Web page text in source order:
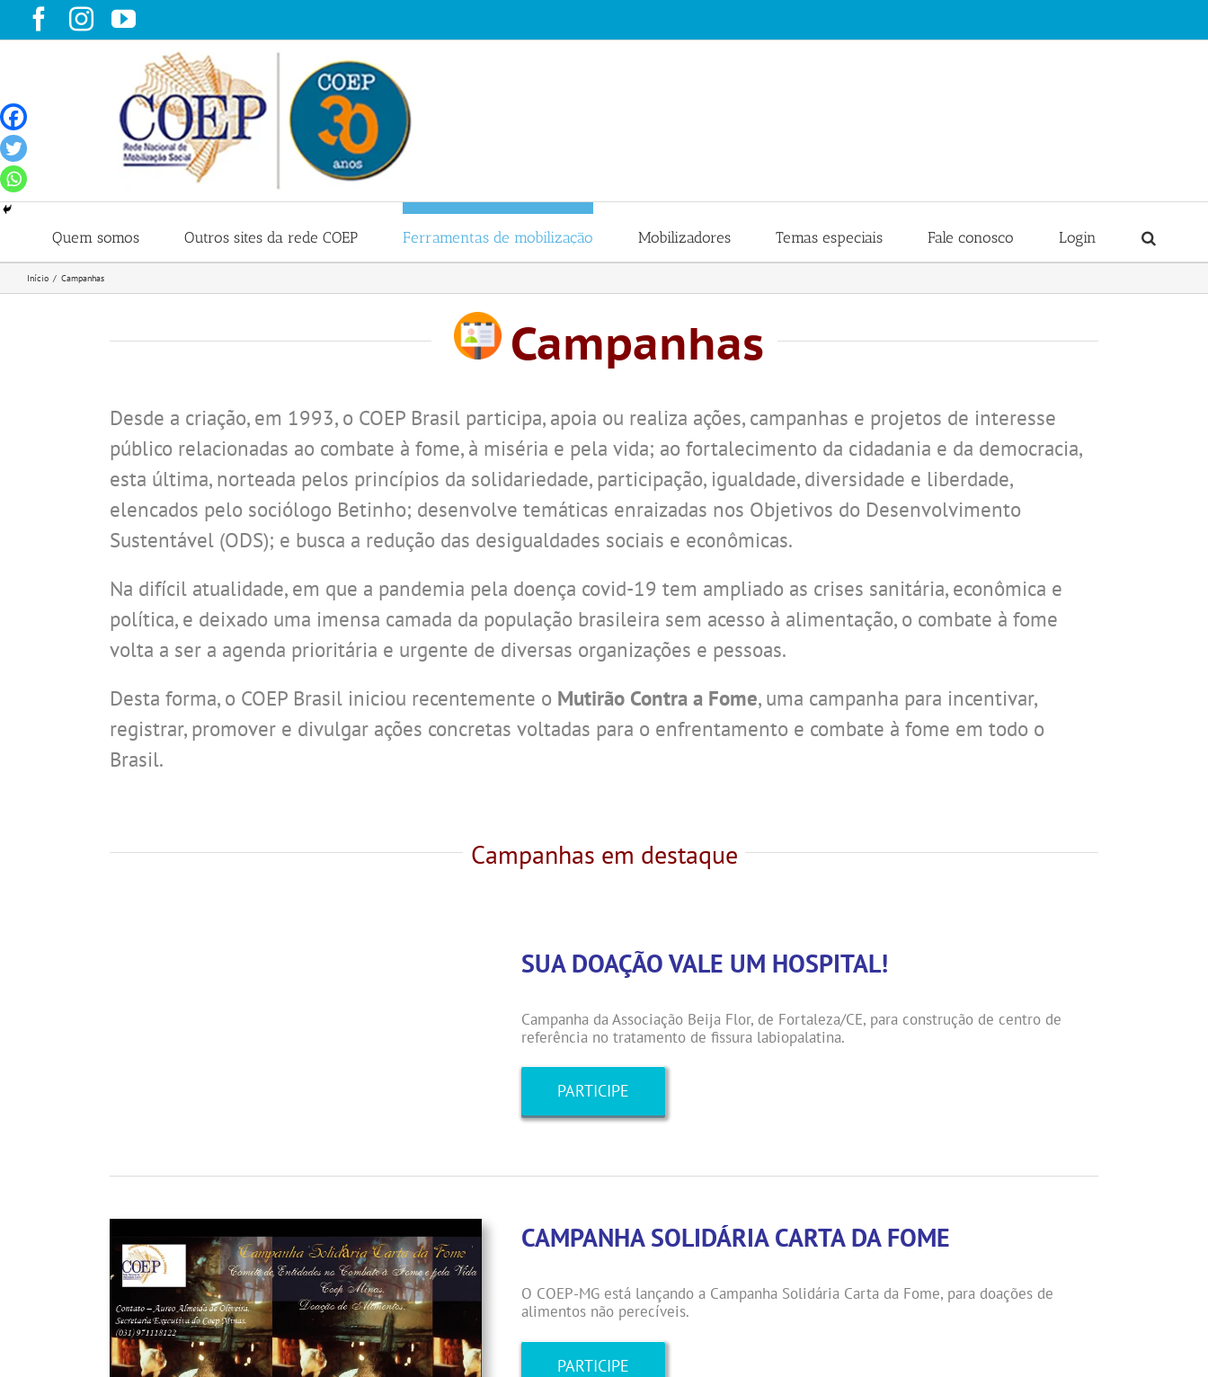
para
conteúdo
Facebook
Instagram
YouTube
Quem somos Outros sites da rede COEP Ferramentas de mobilização Mobilizadores Temas especiais Fale conosco Login
Início Campanhas
Campanhas
Desde a criação, em 1993, o COEP Brasil participa, apoia ou realiza ações, campanhas e projetos de interesse
público relacionadas ao combate à fome, à miséria e pela vida; ao fortalecimento da cidadania e da democracia,
esta última, norteada pelos princípios da solidariedade, participação, igualdade, diversidade e liberdade,
elencados pelo sociólogo Betinho; desenvolve temáticas enraizadas nos Objetivos do Desenvolvimento
Sustentável (ODS); e busca a redução das desigualdades sociais e econômicas.
Na difícil atualidade, em que a pandemia pela doença covid-19 tem ampliado as crises sanitária, econômica e
política, e deixado uma imensa camada da população brasileira sem acesso à alimentação, o combate à fome
volta a ser a agenda prioritária e urgente de diversas organizações e pessoas.
Desta forma, o COEP Brasil iniciou recentemente o Mutirão Contra a Fome, uma campanha para incentivar,
registrar, promover e divulgar ações concretas voltadas para o enfrentamento e combate à fome em todo o
Brasil.
Campanhas em destaque
SUA DOAÇÃO VALE UM HOSPITAL!
Campanha da Associação Beija Flor, de Fortaleza/CE, para construção de centro de
referência no tratamento de fissura labiopalatina.
PARTICIPE
CAMPANHA SOLIDÁRIA CARTA DA FOME
O COEP-MG está lançando a Campanha Solidária Carta da Fome, para doações de
alimentos não perecíveis.
PARTICIPE